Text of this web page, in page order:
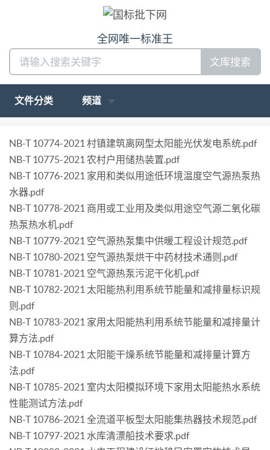
全网唯一标准王
文库搜索
文件分类 频道
NB-T 10774-2021 村镇建筑离网型太阳能光伏发电系统.pdf
NB-T 10775-2021 农村户用储热装置.pdf
NB-T 10776-2021 家用和类似用途低环境温度空气源热泵热
水器.pdf
NB-T 10778-2021 商用或工业用及类似用途空气源二氧化碳
热泵热水机.pdf
NB-T 10779-2021 空气源热泵集中供暖工程设计规范.pdf
NB-T 10780-2021 空气源热泵烘干中药材技术通则.pdf
NB-T 10781-2021 空气源热泵污泥干化机.pdf
NB-T 10782-2021 太阳能热利用系统节能量和减排量标识规
则.pdf
NB-T 10783-2021 家用太阳能热利用系统节能量和减排量计
算方法.pdf
NB-T 10784-2021 太阳能干燥系统节能量和减排量计算方
法.pdf
NB-T 10785-2021 室内太阳模拟环境下家用太阳能热水系统
性能测试方法.pdf
NB-T 10786-2021 全流道平板型太阳能集热器技术规范.pdf
NB-T 10797-2021 水库清漂船技术要求.pdf